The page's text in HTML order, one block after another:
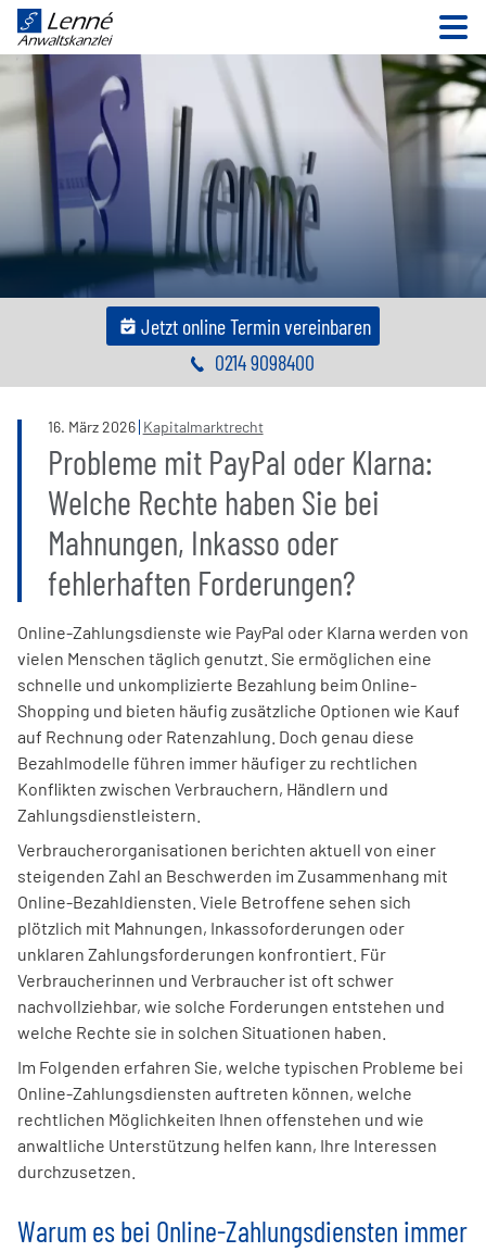
Jetzt online Termin vereinbaren
0214 9098400
16. März2026 Kapitalmarktrecht
Probleme mit PayPal oder Klarna:
Welche Rechte haben Sie bei
Mahnungen, Inkasso oder
fehlerhaften Forderungen?
Online-Zahlungsdienste wie PayPal oder Klarna werden von
vielen Menschen täglich genutzt. Sie ermöglichen eine
schnelle und unkomplizierte Bezahlung beim Online-
Shopping und bieten häufig zusätzliche Optionen wie Kauf
auf Rechnung oder Ratenzahlung. Doch genau diese
Bezahlmodelle führen immer häufiger zu rechtlichen
Konflikten zwischen Verbrauchern, Händlern und
Zahlungsdienstleistern.
Verbraucherorganisationen berichten aktuell von einer
steigenden Zahl an Beschwerden im Zusammenhang mit
Online-Bezahldiensten. Viele Betroffene sehen sich
plötzlich mit Mahnungen, Inkassoforderungen oder
unklaren Zahlungsforderungen konfrontiert. Für
Verbraucherinnen und Verbraucher ist oft schwer
nachvollziehbar, wie solche Forderungen entstehen und
welche Rechte sie in solchen Situationen haben.
Im Folgenden erfahren Sie, welche typischen Probleme bei
Online-Zahlungsdiensten auftreten können, welche
rechtlichen Möglichkeiten Ihnen offenstehen und wie
anwaltliche Unterstützung helfen kann, Ihre Interessen
durchzusetzen.
Warum es bei Online-Zahlungsdiensten immer